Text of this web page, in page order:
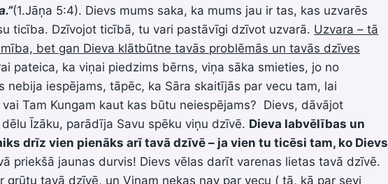
(1.Jāņa 5:4). Dievs mums saka, ka mums jau ir tas, kas uzvarēs
ticība. Dzīvojot ticībā, tu vari pastāvīgi dzīvot uzvarā. Uzvara – tā
bet gan Dieva klātbūtne tavās problēmās un tavās dzīves
pateica, ka viņai piedzims bērns, viņa sāka smieties, jo no
nebija iespējams, tāpēc, ka Sāra skaitījās par vecu tam, lai
Tam Kungam kaut kas būtu neiespējams? Dievs, dāvājot
Īzāku, parādīja Savu spēku viņu dzīvē. Dieva labvēlības un
drīz vien pienāks arī tavā dzīvē – ja vien tu ticēsi tam, ko Dievs
priekšā jaunas durvis! Dievs vēlas darīt varenas lietas tavā dzīvē.
grūtu tavā dzīvē, un Viņam nekas nav par vecu ( tā, kā par sevi